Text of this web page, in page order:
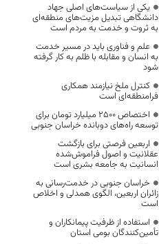
یکی از سیاست‌های اصلی جهاد
دانشگاهی تبدیل مزیت‌های منطقه‌ای
به ثروت و خدمت به مردم است
علم و فناوری باید در مسیر خدمت
به انسان و مقابله با ظلم به کار گرفته
شود
کنترل ملخ نیازمند همکاری
فرامنطقه‌ای است
اختصاص 2500 میلیارد تومان برای
توسعه راه‌های دوبانده خراسان جنوبی
اربعین فرصتی برای بازگشت
عقلانیت و اصول فراموش‌شده
انسانیت به جامعه بشری است
خراسان جنوبی در خدمت‌رسانی به
زائران اربعین، الگوی همدلی و اخلاص
است
استفاده از ظرفیت پیمانکاران و
تأمین‌کنندگان بومی استان